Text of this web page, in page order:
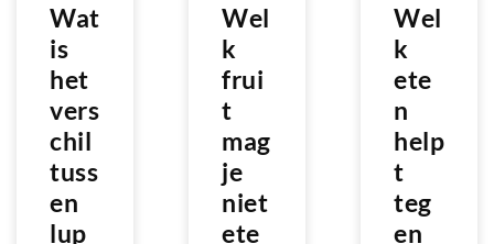
Wat
is
het
vers
chil
tuss
en
lup
Wel
k
frui
t
mag
je
niet
ete
Wel
k
ete
n
help
t
teg
en